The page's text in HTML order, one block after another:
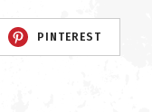
PINTEREST